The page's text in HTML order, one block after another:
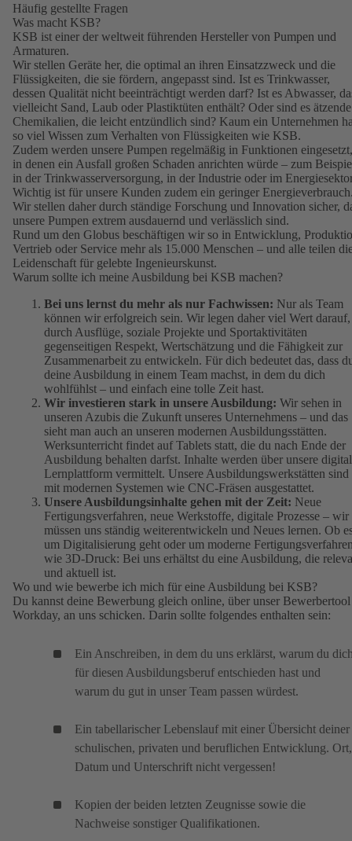
Häufig gestellte Fragen
Was macht KSB?
KSB ist einer der weltweit führenden Hersteller von Pumpen und
Armaturen.
Wir stellen Geräte her, die optimal an ihren Einsatzzweck und die
Flüssigkeiten, die sie fördern, angepasst sind. Ist es Trinkwasser,
dessen Qualität nicht beeinträchtigt werden darf? Ist es Abwasser,
vielleicht Sand, Laub oder Plastiktüten enthält? Oder sind es ätzende
Chemikalien, die leicht entzündlich sind? Kaum ein Unternehmen
so viel Wissen zum Verhalten von Flüssigkeiten wie KSB.
Zudem werden unsere Pumpen regelmäßig in Funktionen eingesetzt,
in denen ein Ausfall großen Schaden anrichten würde – zum
in der Trinkwasserversorgung, in der Industrie oder im
Wichtig ist für unsere Kunden zudem ein geringer
Wir stellen daher durch ständige Forschung und Innovation sicher,
unsere Pumpen extrem ausdauernd und verlässlich sind.
Rund um den Globus beschäftigen wir so in Entwicklung,
Vertrieb oder Service mehr als 15.000 Menschen – und alle teilen
Leidenschaft für gelebte Ingenieurskunst.
Warum sollte ich meine Ausbildung bei KSB machen?
Bei uns lernst du mehr als nur Fachwissen: Nur als Team
können wir erfolgreich sein. Wir legen daher viel Wert darauf,
durch Ausflüge, soziale Projekte und Sportaktivitäten
gegenseitigen Respekt, Wertschätzung und die Fähigkeit zur
Zusammenarbeit zu entwickeln. Für dich bedeutet das, dass
deine Ausbildung in einem Team machst, in dem du dich
wohlfühlst – und einfach eine tolle Zeit hast.
Wir investieren stark in unsere Ausbildung: Wir sehen in
unseren Azubis die Zukunft unseres Unternehmens – und das
sieht man auch an unseren modernen Ausbildungsstätten.
Werksunterricht findet auf Tablets statt, die du nach Ende der
Ausbildung behalten darfst. Inhalte werden über unsere
Lernplattform vermittelt. Unsere Ausbildungswerkstätten sind
mit modernen Systemen wie CNC-Fräsen ausgestattet.
Unsere Ausbildungsinhalte gehen mit der Zeit: Neue
Fertigungsverfahren, neue Werkstoffe, digitale Prozesse – wir
müssen uns ständig weiterentwickeln und Neues lernen. Ob
um Digitalisierung geht oder um moderne
wie 3D-Druck: Bei uns erhältst du eine Ausbildung, die
und aktuell ist.
Wo und wie bewerbe ich mich für eine Ausbildung bei KSB?
Du kannst deine Bewerbung gleich online, über unser Bewerbertool
Workday, an uns schicken. Darin sollte folgendes enthalten sein:
Ein Anschreiben, in dem du uns erklärst, warum du
für diesen Ausbildungsberuf entschieden hast und
warum du gut in unser Team passen würdest.
Ein tabellarischer Lebenslauf mit einer Übersicht deiner
schulischen, privaten und beruflichen Entwicklung. Ort,
Datum und Unterschrift nicht vergessen!
Kopien der beiden letzten Zeugnisse sowie die
Nachweise sonstiger Qualifikationen.